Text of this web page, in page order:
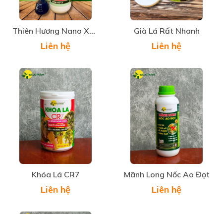
Thiên Hương Nano Xanh 1L
Liên hệ
Già Lá Rất Nhanh
Liên hệ
Khóa Lá CR7
Liên hệ
Mãnh Long Nốc Ao Đọt
Liên hệ